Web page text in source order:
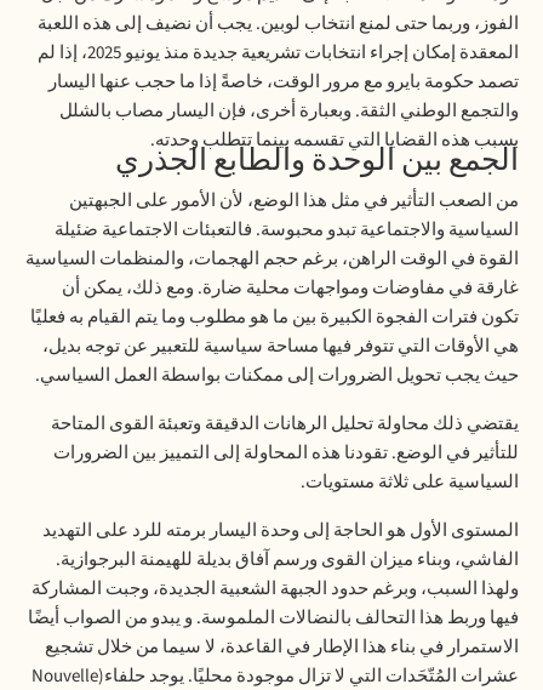
الفوز، وربما حتى لمنع انتخاب لوبين. يجب أن نضيف إلى هذه اللعبة
المعقدة إمكان إجراء انتخابات تشريعية جديدة منذ يونيو 2025، إذا لم
تصمد حكومة بايرو مع مرور الوقت، خاصةً إذا ما حجب عنها اليسار
والتجمع الوطني الثقة. وبعبارة أخرى، فإن اليسار مصاب بالشلل
بسبب هذه القضايا التي تقسمه بينما تتطلب وحدته.
الجمع بين الوحدة والطابع الجذري
من الصعب التأثير في مثل هذا الوضع، لأن الأمور على الجبهتين
السياسية والاجتماعية تبدو محبوسة. فالتعبئات الاجتماعية ضئيلة
القوة في الوقت الراهن، برغم حجم الهجمات، والمنظمات السياسية
غارقة في مفاوضات ومواجهات محلية ضارة. ومع ذلك، يمكن أن
تكون فترات الفجوة الكبيرة بين ما هو مطلوب وما يتم القيام به فعليًا
هي الأوقات التي تتوفر فيها مساحة سياسية للتعبير عن توجه بديل،
حيث يجب تحويل الضرورات إلى ممكنات بواسطة العمل السياسي.
يقتضي ذلك محاولة تحليل الرهانات الدقيقة وتعبئة القوى المتاحة
للتأثير في الوضع. تقودنا هذه المحاولة إلى التمييز بين الضرورات
السياسية على ثلاثة مستويات.
المستوى الأول هو الحاجة إلى وحدة اليسار برمته للرد على التهديد
الفاشي، وبناء ميزان القوى ورسم آفاق بديلة للهيمنة البرجوازية.
ولهذا السبب، وبرغم حدود الجبهة الشعبية الجديدة، وجبت المشاركة
فيها وربط هذا التحالف بالنضالات الملموسة. و يبدو من الصواب أيضًا
الاستمرار في بناء هذا الإطار في القاعدة، لا سيما من خلال تشجيع
عشرات المُتّحَدات التي لا تزال موجودة محليًا. يوجد حلفاء (Nouvelle